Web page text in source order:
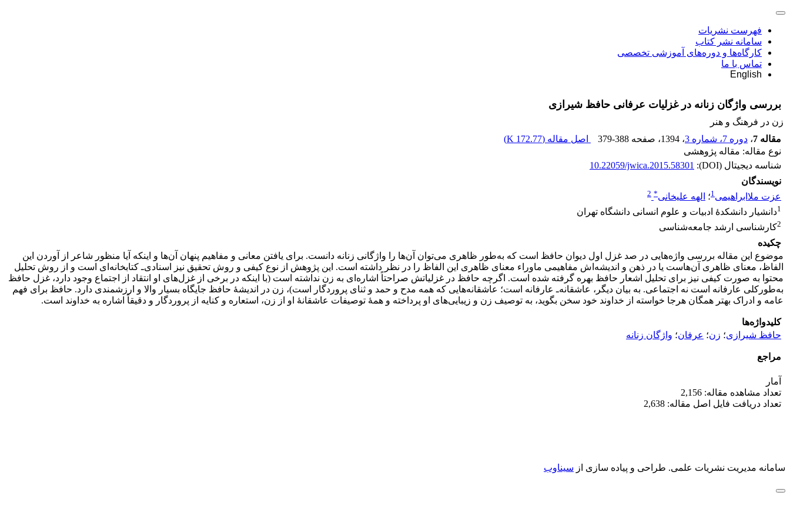
فهرست نشریات
سامانه نشر کتاب
کارگاه‌ها و دوره‌های آموزشی تخصصی
تماس با ما
English
بررسی واژگان زنانه در غزلیات عرفانی حافظ شیرازی
زن در فرهنگ و هنر
مقاله 7
، دوره 7، شماره 3 ، 1394 ، صفحه 379-388 اصل مقاله (172.77 K
)
نوع مقاله: مقاله پژوهشی
شناسه دیجیتال (DOI):
10.22059/jwica.2015.58301
نویسندگان
عزت ملاابراهیمی1؛ الهه علیخانی*
2
1دانشیار دانشکدۀ ادبیات و علوم انسانی دانشگاه تهران
2کارشناسی ارشد جامعه‌شناسی
چکیده
موضوع این مقاله بررسی واژه‌هایی در صد غزل اول دیوان حافظ است که به‌طور ظاهری می‌توان آن‌ها را واژگانی زنانه دانست. برای یافتن معانی و مفاهیم پنهان آن‌ها و اینکه آیا منظور شاعر از آوردن این
الفاظ، معنای ظاهری آن‌هاست یا در ذهن و اندیشه‌اش مفاهیمی ماوراء معنای ظاهری این الفاظ را در نظر داشته است. این پژوهش از نوع کیفی و روش تحقیق نیز اسنادی‌ـ کتابخانه‌ای است و از روش تحلیل
محتوا به صورت کیفی نیز برای تحلیل اشعار حافظ بهره گرفته شده است. اگر‌چه حافظ در غزلیاتش صراحتاً اشاره‌ای به زن نداشته است (با اینکه در برخی از غزل‌های او انتقاد از اجتماع وجود دارد، غزل حافظ
به‌طور‌کلی عارفانه است نه اجتماعی. به بیان دیگر، عاشقانه‌ـ عارفانه است؛ عاشقانه‌هایی که همه مدح و حمد و ثنای پروردگار است)، زن در اندیشۀ حافظ جایگاه بسیار والا و ارزشمندی دارد. حافظ برای فهم
عامه و ادراک بهتر همگان هر‌جا خواسته از خداوند خود سخن بگوید، به توصیف زن و زیبایی‌های او پرداخته و همۀ توصیفات عاشقانۀ او از زن، استعاره و کنایه از پروردگار و دقیقاً اشاره به خداوند است.
کلیدواژه‌ها
حافظ شیرازی؛ زن؛ عرفان؛ واژگان زنانه
مراجع
آمار
تعداد مشاهده مقاله: 2,156
تعداد دریافت فایل اصل مقاله: 2,638
سامانه مدیریت نشریات علمی. طراحی و پیاده سازی از سیناوب